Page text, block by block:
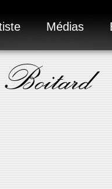
Médias
Boitard